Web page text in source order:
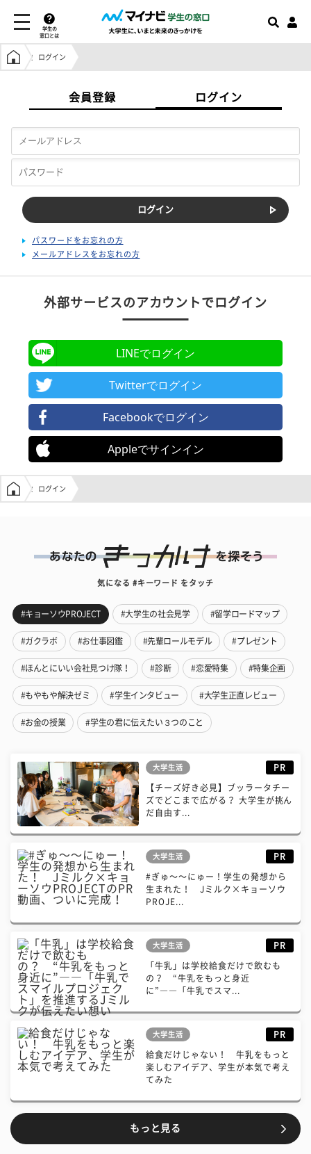
学生の
窓口とは
学生の窓口トップ
ログイン
会員登録 ログイン
パスワードをお忘れの方
メールアドレスをお忘れの方
外部サービスのアカウントでログイン
LINEでログイン
Twitterでログイン
Facebookでログイン
Appleでサインイン
学生の窓口トップ
ログイン
気になる #キーワード をタッチ
#キョーソウPROJECT #大学生の社会見学 #留学ロードマップ
#ガクラボ #お仕事図鑑 #先輩ロールモデル #プレゼント
#ほんとにいい会社見つけ隊！ #診断 #恋愛特集 #特集企画
#もやもや解決ゼミ #学生インタビュー #大学生正直レビュー
#お金の授業 #学生の君に伝えたい３つのこと
大学生活 PR
【チーズ好き必見】ブッラータチー
ズでどこまで広がる？ 大学生が挑ん
だ自由す...
大学生活 PR
#ぎゅ〜〜にゅー！学生の発想から
生まれた！ Jミルク×キョーソウ
PROJE...
大学生活 PR
「牛乳」は学校給食だけで飲むも
の？ “牛乳をもっと身近
に”――「牛乳でスマ...
大学生活 PR
給食だけじゃない！ 牛乳をもっと
楽しむアイデア、学生が本気で考え
てみた
もっと見る